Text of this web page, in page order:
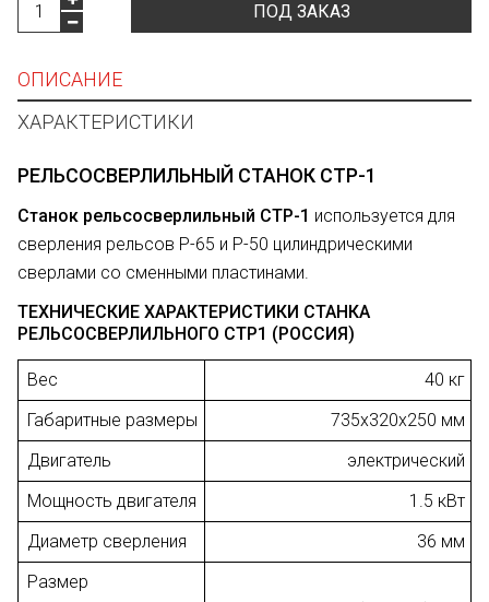
ПОД ЗАКАЗ
ОПИСАНИЕ
ХАРАКТЕРИСТИКИ
РЕЛЬСОСВЕРЛИЛЬНЫЙ СТАНОК СТР-1
Станок рельсосверлильный СТР-1 используется для
сверления рельсов Р-65 и Р-50 цилиндрическими
сверлами со сменными пластинами.
ТЕХНИЧЕСКИЕ ХАРАКТЕРИСТИКИ СТАНКА
РЕЛЬСОСВЕРЛИЛЬНОГО СТР1 (РОССИЯ)
Вес
40 кг
Габаритные размеры
735x320x250 мм
Двигатель
электрический
Мощность двигателя
1.5 кВт
Диаметр сверления
36 мм
Размер